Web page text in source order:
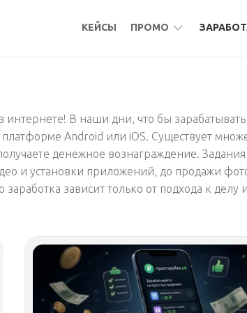
КЕЙСЫ ПРОМО
АКТИВНОСТИ
БУРЖ
В наши дни, что бы зарабатывать
Android или iOS. Существует
денежное вознаграждение. Задания
и установки приложений, до продажи
зависит только от подхода к делу